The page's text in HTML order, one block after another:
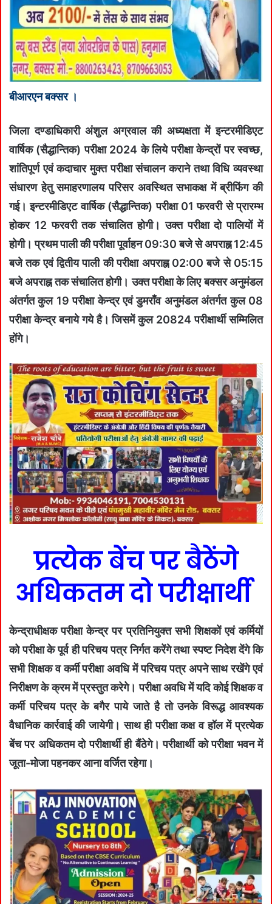
बीआरएन बक्सर ।
जिला दण्डाधिकारी अंशुल अग्रवाल की अध्यक्षता में इन्टरमीडिएट
वार्षिक (सैद्धान्तिक) परीक्षा 2024 के लिये परीक्षा केन्द्रों पर स्वच्छ,
शांतिपूर्ण एवं कदाचार मुक्त परीक्षा संचालन कराने तथा विधि व्यवस्था
संधारण हेतु समाहरणालय परिसर अवस्थित सभाकक्ष में ब्रीफिंग की
गई। इन्टरमीडिएट वार्षिक (सैद्धान्तिक) परीक्षा 01 फरवरी से प्रारम्भ
होकर 12 फरवरी तक संचालित होगी। उक्त परीक्षा दो पालियों में
होगी। प्रथम पाली की परीक्षा पूर्वाहन 09:30 बजे से अपराह्न 12:45
बजे तक एवं द्वितीय पाली की परीक्षा अपराह्न 02:00 बजे से 05:15
बजे अपराह्न तक संचालित होगी। उक्त परीक्षा के लिए बक्सर अनुमंडल
अंतर्गत कुल 19 परीक्षा केन्द्र एवं डुमराँव अनुमंडल अंतर्गत कुल 08
परीक्षा केन्द्र बनाये गये है। जिसमें कुल 20824 परीक्षार्थी सम्मिलित
होंगे।
प्रत्येक बेंच पर बैठेंगे
अधिकतम दो परीक्षार्थी
केन्द्राधीक्षक परीक्षा केन्द्र पर प्रतिनियुक्त सभी शिक्षकों एवं कर्मियों
को परीक्षा के पूर्व ही परिचय पत्र निर्गत करेंगे तथा स्पष्ट निदेश देंगे कि
सभी शिक्षक व कर्मी परीक्षा अवधि में परिचय पत्र अपने साथ रखेंगे एवं
निरीक्षण के क्रम में प्रस्तुत करेगे। परीक्षा अवधि में यदि कोई शिक्षक व
कर्मी परिचय पत्र के बगैर पाये जाते है तो उनके विरूद्ध आवश्यक
वैधानिक कार्रवाई की जायेगी। साथ ही परीक्षा कक्ष व हॉल में प्रत्येक
बेंच पर अधिकतम दो परीक्षार्थी ही बैंठेगे। परीक्षार्थी को परीक्षा भवन में
जूता-मोजा पहनकर आना वर्जित रहेगा।